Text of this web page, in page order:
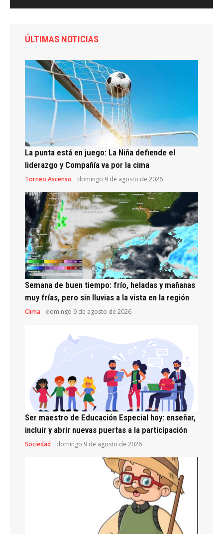
ÚLTIMAS NOTICIAS
La punta está en juego: La Niña defiende el
liderazgo y Compañía va por la cima
Torneo Ascenso domingo 9 de agosto de 2026
Semana de buen tiempo: frío, heladas y mañanas
muy frías, pero sin lluvias a la vista en la región
Clima domingo 9 de agosto de 2026
Ser maestro de Educación Especial hoy: enseñar,
incluir y abrir nuevas puertas a la participación
Sociedad domingo 9 de agosto de 2026